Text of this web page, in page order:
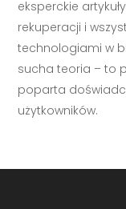
eksperckie
rekuperacji i
technologiami w
sucha teoria – to
poparta
użytkowników.